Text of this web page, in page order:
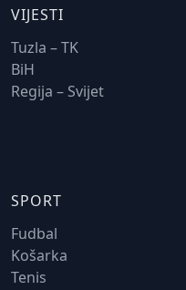
VIJESTI
Tuzla – TK
BiH
Regija – Svijet
SPORT
Fudbal
Košarka
Tenis